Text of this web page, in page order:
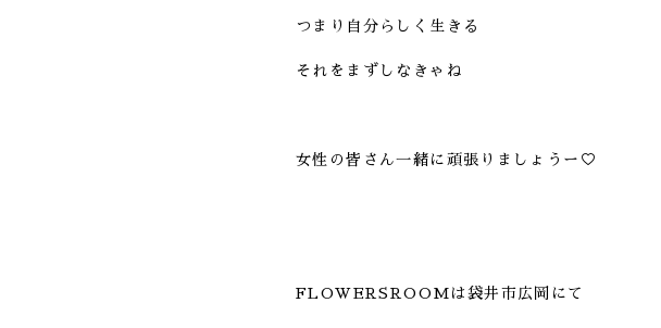
つまり自分らしく生きる
それをまずしなきゃね
女性の皆さん一緒に頑張りましょうー♡
FLOWERSROOMは袋井市広岡にて